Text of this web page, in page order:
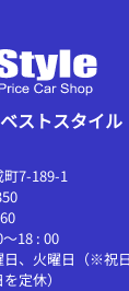
ストスタイル
7-189-1
18 : 00
日、火曜日（※祝
定休）